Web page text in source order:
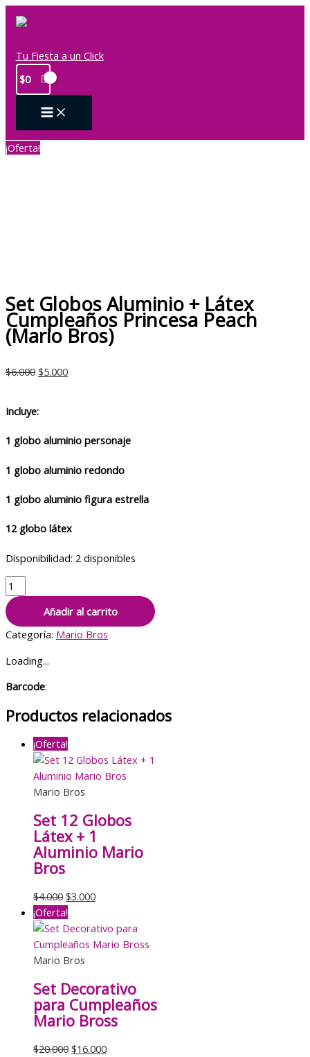
Tu Fiesta a un Click
$0
¡Oferta!
Set Globos Aluminio + Látex
Cumpleaños Princesa Peach
(Mario Bros)
$6.000 El
era:
$6.000.
$5.000El
$5.000.
Incluye:
1 globo aluminio personaje
1 globo aluminio redondo
1 globo aluminio figura estrella
12 globo látex
Disponibilidad: 2 disponibles
Set
Globos
Aluminio
+
Cumpleaños
Princesa
Peach
(Mario
cantidad
Añadir al carrito
Categoría: Mario Bros
Loading...
Barcode:
Productos relacionados
¡Oferta!
Mario Bros
Set 12 Globos
Látex + 1
Aluminio Mario
Bros
$4.000 El
precio
original
era:
$4.000.
$3.000El
actual
es:
¡Oferta!
Mario Bros
Set Decorativo
para Cumpleaños
Mario Bross
$20.000 El
$16.000El